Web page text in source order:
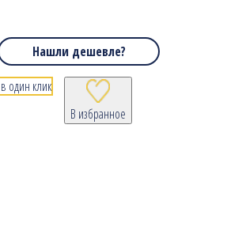
Нашли дешевле?
В избранное
один клик